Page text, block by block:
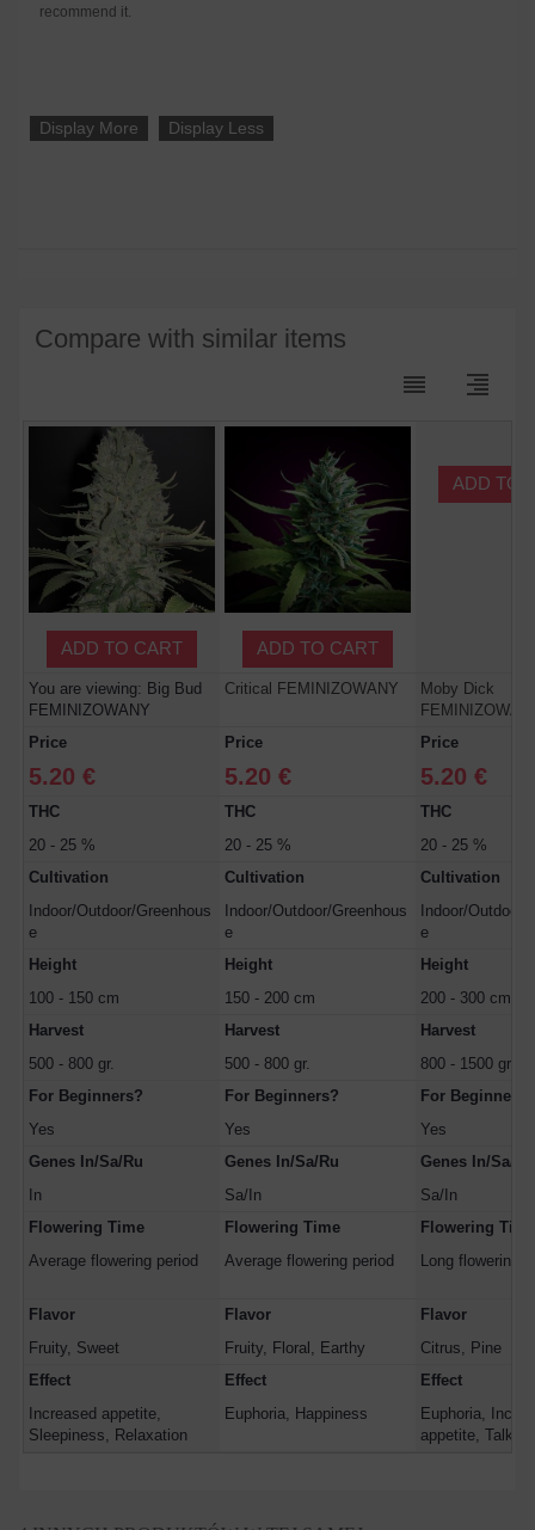
recommend it.
Display More Display Less
Compare with similar items
reorder format_align_right
ADD TO CART ADD TO CART
ADD TO
You are viewing: Big Bud
FEMINIZOWANY
Critical FEMINIZOWANY
Moby Dick
Price
5.20 €
Price
5.20 €
Price
5.20 €
THC
20 - 25 %
THC
20 - 25 %
THC
20 - 25 %
Cultivation
Indoor/Outdoor/Greenhous
e
Cultivation
Indoor/Outdoor/Greenhous
e
Cultivation
Indoor/Outdoor/
e
Height
100 - 150 cm
Height
150 - 200 cm
Height
200 - 300 cm
Harvest
500 - 800 gr.
Harvest
500 - 800 gr.
Harvest
800 - 1500 gr.
For Beginners?
Yes
For Beginners?
Yes
For Beginners?
Yes
Genes In/Sa/Ru
In
Genes In/Sa/Ru
Sa/In
Genes In/Sa/Ru
Sa/In
Flowering Time
Average flowering period
Flowering Time
Average flowering period
Flowering Time
Long flowering
Flavor
Fruity, Sweet
Flavor
Fruity, Floral, Earthy
Flavor
Citrus, Pine
Effect
Increased appetite,
Sleepiness, Relaxation
Effect
Euphoria, Happiness
Effect
Euphoria,
appetite,